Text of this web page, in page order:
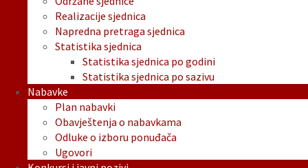
Realizacije sjednica
Napredna pretraga sjednica
Statistika sjednica
Statistika sjednica po godini
Statistika sjednica po sazivu
Nabavke
Plan nabavki
Obavještenja o nabavkama
Odluke o izboru ponuđača
Ugovori